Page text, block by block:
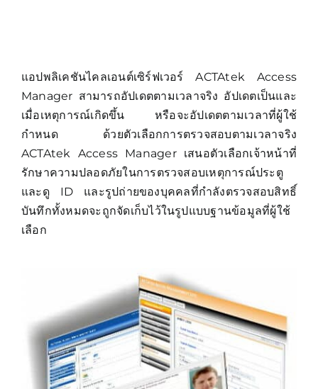
แอปพลิเคชันไคลเอนต์เซิร์ฟเวอร์ ACTAtek Access
Manager สามารถอัปเดตตามเวลาจริง อัปเดตเป็นและ
เมื่อเหตุการณ์เกิดขึ้น หรือจะอัปเดตตามเวลาที่ผู้ใช้
กำหนด ด้วยตัวเลือกการตรวจสอบตามเวลาจริง
ACTAtek Access Manager เสนอตัวเลือกเจ้าหน้าที่
รักษาความปลอดภัยในการตรวจสอบเหตุการณ์ประตู
และดู ID และรูปถ่ายของบุคคลที่กำลังตรวจสอบสิทธิ์
บันทึกทั้งหมดจะถูกจัดเก็บไว้ในรูปแบบฐานข้อมูลที่ผู้ใช้
เลือก